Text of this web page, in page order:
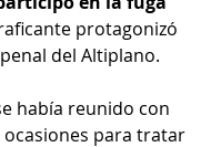
protagonizó
del Altiplano.
había reunido con
para tratar